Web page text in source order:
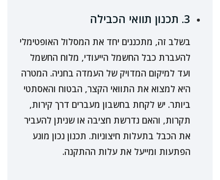
3. תכנון תוואי הכבילה
בשלב זה, מתכננים יחד את המסלול האופטימלי
להעברת כבל החשמל הייעודי, מלוח החשמל
ועד למיקום המדויק של העמדה בחניה. המטרה
היא למצוא את התוואי הקצר, הבטוח והאסתטי
ביותר. יש לקחת בחשבון מעברים דרך קירות,
תקרות, והאם נדרשת חציבה או שניתן להעביר
את הכבל בתעלות חיצוניות. תכנון נכון מונע
הפתעות ומייעל את עלות ההתקנה.